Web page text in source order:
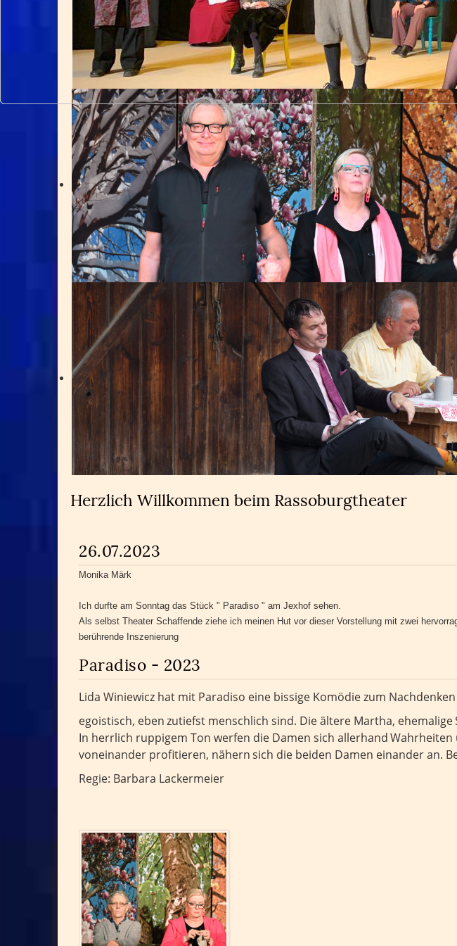
Herzlich Willkommen beim Rassoburgtheater
26.07.2023
Monika Märk
Ich durfte am Sonntag das Stück " Paradiso " am Jexhof sehen.
Als selbst Theater Schaffende ziehe ich meinen Hut vor dieser Vorstellung mit zwei
berührende Inszenierung
Paradiso - 2023
Lida Winiewicz hat mit Paradiso eine bissige Komödie zum
egoistisch, ebenzutiefst menschlich sind. Die ältere Martha, ehemalige
In herrlich ruppigem Ton werfen die Damen sich allerhandWahrheiten
voneinander profitieren, nähernsich die beiden Damen einander an.
Regie: Barbara Lackermeier